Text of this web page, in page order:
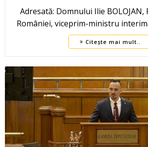
Adresată: Domnului Ilie
României, viceprim-ministru
Citește mai mult..